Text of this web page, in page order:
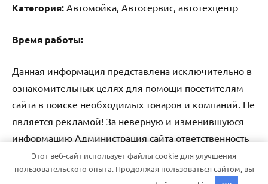
Категория: Автомойка, Автосервис, автотехцентр
Время работы:
Данная информация представлена исключительно в
ознакомительных целях для помощи посетителям
сайта в поиске необходимых товаров и компаний. Не
является рекламой! За неверную и изменившуюся
информацию Администрация сайта ответственность
не несет.
Этот веб-сайт использует файлы cookie для улучшения
пользовательского опыта. Продолжая пользоваться сайтом, вы